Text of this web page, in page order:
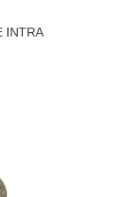
INTRA